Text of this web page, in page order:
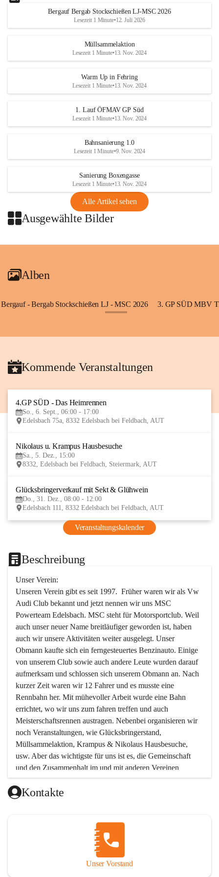
Bergauf Bergab Stockschießen LJ-MSC 2026
Lesezeit 1 Minute•12. Juli 2026
Müllsammelaktion
Lesezeit 1 Minute•13. Nov. 2024
Warm Up in Fehring
Lesezeit 1 Minute•13. Nov. 2024
1. Lauf ÖFMAV GP Süd
Lesezeit 1 Minute•13. Nov. 2024
Bahnsanierung 1.0
Lesezeit 1 Minute•9. Nov. 2024
Sanierung Boxengasse
Lesezeit 1 Minute•13. Nov. 2024
Alle Artikel sehen
Ausgewählte Bilder
+2
Alben
Bergauf - Bergab Stockschießen LJ - MSC 2026 3. GP SÜD MBV
Kommende Veranstaltungen
4.GP SÜD - Das Heimrennen
So., 6. Sept., 06:00 - 17:00
Edelsbach 75a, 8332 Edelsbach bei Feldbach, AUT
Nikolaus u. Krampus Hausbesuche
Sa., 5. Dez., 15:00
8332, Edelsbach bei Feldbach, Steiermark, AUT
Glücksbringerverkauf mit Sekt & Glühwein
Do., 31. Dez., 08:00 - 12:00
Edelsbach 111, 8332 Edelsbach bei Feldbach, AUT
Veranstaltungskalender
Beschreibung
Unser Verein:
Unseren Verein gibt es seit 1997.  Früher waren wir als Vw
Audi Club bekannt und jetzt nennen wir uns MSC
Powerteam Edelsbach. MSC steht für Motorsportclub. Weil
auch unser neuer Name breitläufiger geworden ist, haben
auch wir unsere Aktivitäten weiter ausgelegt. Unser
Obmann kaufte sich ein ferngesteuertes Benzinauto. Einige
von unserem Club sowie auch andere Leute wurden darauf
aufmerksam und schlossen sich unserem Obmann an. Nach
kurzer Zeit waren wir 12 Fahrer und es musste eine
Rennbahn her. Mit mühevoller Arbeit wurde eine Bahn
errichtet, wo wir uns zum fahren treffen und auch
Meisterschaftsrennen austragen. Nebenbei organisieren wir
noch Veranstaltungen, wie Glücksbringerstand,
Müllsammelaktion, Krampus & Nikolaus Hausbesuche,
usw. Aber das wichtigste für uns ist es, die Gemeinschaft
und den Zusammenhalt im und mit anderen Vereinen
aufrecht zu erhalten!!! Möchtest Du uns kennen lernen, oder
unserem Verein beitreten wollen, so melde Dich bei uns !
Unterstützendes Mitglied Eur 12.-
Beinhaltet: Einladung zur Jahreshauptversammlung
Aktives Mitglied Jugend Eur 30.-
Kontakte
Unser Vorstand